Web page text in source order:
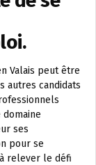
Valais peut être
autres candidats
ses
pour se
relever le défi